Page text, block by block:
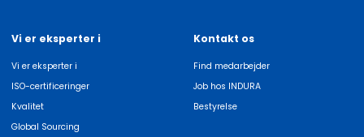
Vi er eksperter i
Vi er eksperter i
ISO-certificeringer
Kvalitet
Global Sourcing
Kontakt os
Find medarbejder
Job hos INDURA
Bestyrelse